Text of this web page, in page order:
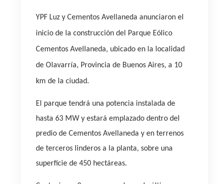
YPF Luz y Cementos Avellaneda anunciaron el
inicio de la construcción del Parque Eólico
Cementos Avellaneda, ubicado en la localidad
de Olavarría, Provincia de Buenos Aires, a 10
km de la ciudad.
El parque tendrá una potencia instalada de
hasta 63 MW y estará emplazado dentro del
predio de Cementos Avellaneda y en terrenos
de terceros linderos a la planta, sobre una
superficie de 450 hectáreas.